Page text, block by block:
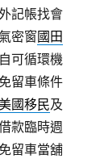
記帳找會
密窗國田
可循環機
留車條件
國移民及
款臨時週
留車當舖